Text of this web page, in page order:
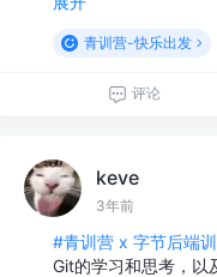
青训营-快乐出发
评论
keve
3年前
#青训营 x 字节后端
Git的学习和思考，以